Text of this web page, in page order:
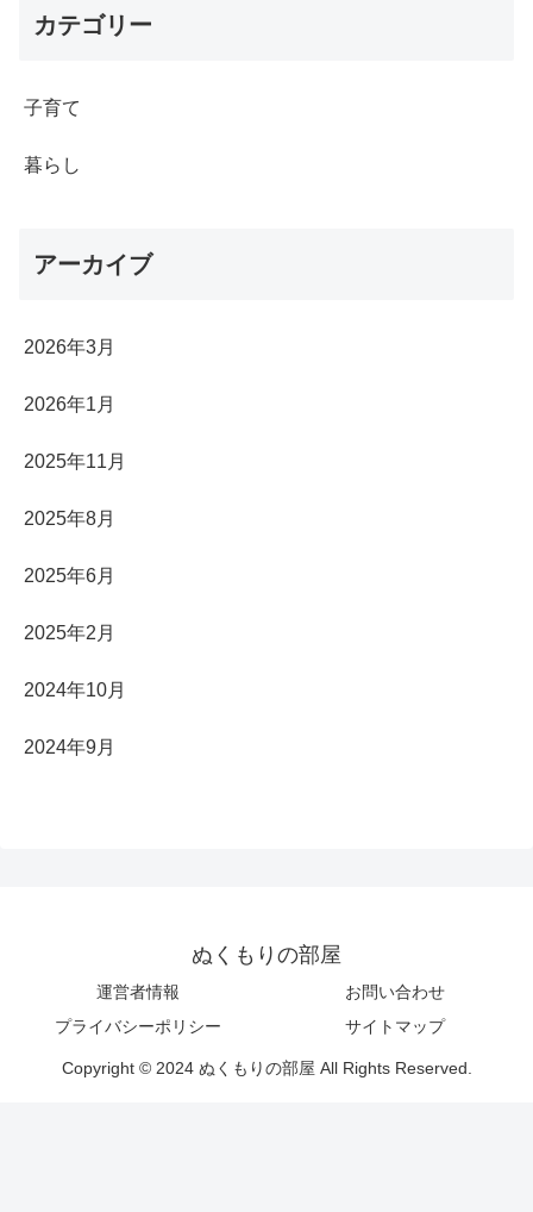
カテゴリー
子育て
暮らし
アーカイブ
2026年3月
2026年1月
2025年11月
2025年8月
2025年6月
2025年2月
2024年10月
2024年9月
ぬくもりの部屋
運営者情報
お問い合わせ
プライバシーポリシー
サイトマップ
Copyright © 2024 ぬくもりの部屋 All Rights Reserved.